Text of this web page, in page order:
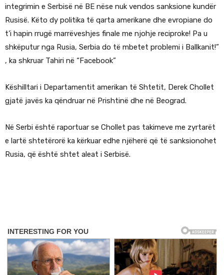
integrimin e Serbisë në BE nëse nuk vendos sanksione kundër
Rusisë. Këto dy politika të qarta amerikane dhe evropiane do
t’i hapin rrugë marrëveshjes finale me njohje reciproke! Pa u
shkëputur nga Rusia, Serbia do të mbetet problemi i Ballkanit!”
, ka shkruar Tahiri në “Facebook”
Këshilltari i Departamentit amerikan të Shtetit, Derek Chollet
gjatë javës ka qëndruar në Prishtinë dhe në Beograd.
Në Serbi është raportuar se Chollet pas takimeve me zyrtarët
e lartë shtetërorë ka kërkuar edhe njëherë që të sanksionohet
Rusia, që është shtet aleat i Serbisë.